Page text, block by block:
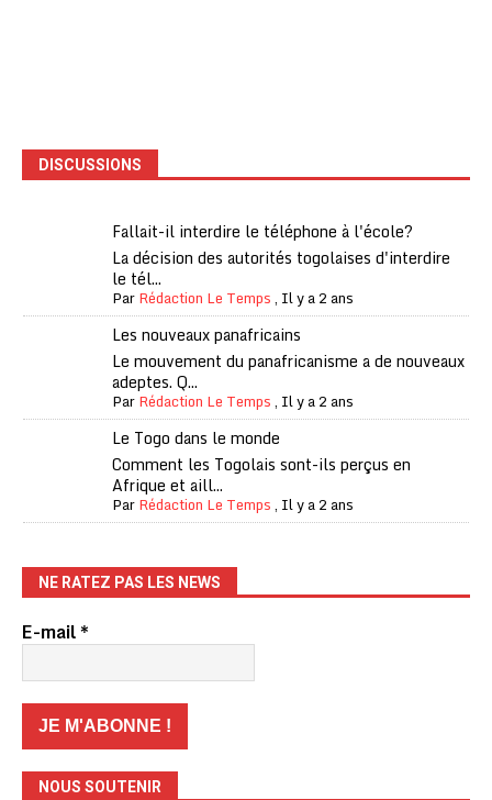
DISCUSSIONS
Fallait-il interdire le téléphone à l'école?
La décision des autorités togolaises d'interdire
le tél...
ParRédaction Le Temps, Il y a 2 ans
Les nouveaux panafricains
Le mouvement du panafricanisme a de nouveaux
adeptes. Q...
ParRédaction Le Temps, Il y a 2 ans
Le Togo dans le monde
Comment les Togolais sont-ils perçus en
Afrique et aill...
ParRédaction Le Temps, Il y a 2 ans
NE RATEZ PAS LES NEWS
E-mail*
NOUS SOUTENIR